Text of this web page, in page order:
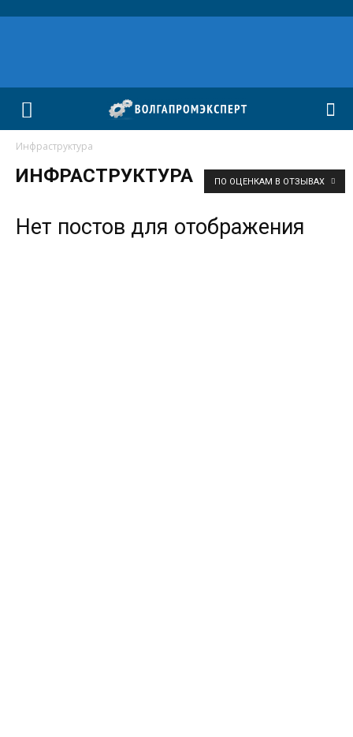
Инфраструктура
ИНФРАСТРУКТУРА ПО ОЦЕНКАМ В ОТЗЫВАХ
Нет постов для отображения